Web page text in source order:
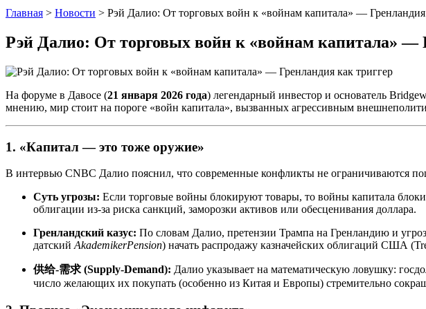
Главная > Новости > Рэй Далио: От торговых войн к «войнам капитала» — Гренландия
Рэй Далио: От торговых войн к «войнам капитала» —
На форуме в Давосе (21 января 2026 года) легендарный инвестор и основатель
мнению, мир стоит на пороге «войн капитала», вызванных агрессивным
1. «Капитал — это тоже оружие»
В интервью CNBC Далио пояснил, что современные конфликты не ограничиваются
Суть угрозы: Если торговые войны блокируют товары, то войны капитала
облигации из-за риска санкций, заморозки активов или обесценивания доллара.
Гренландский казус: По словам Далио, претензии Трампа на Гренландию и
датский AkademikerPension) начать распродажу казначейских облигаций США
供给-需求 (Supply-Demand): Далио указывает на математическую ловушку:
число желающих их покупать (особенно из Китая и Европы) стремительно